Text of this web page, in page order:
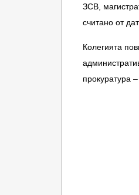
ЗСВ,
считано от
Колегията
прокуратура